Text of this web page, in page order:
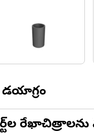
డయాగ్రం
రేఖాచిత్రాలను